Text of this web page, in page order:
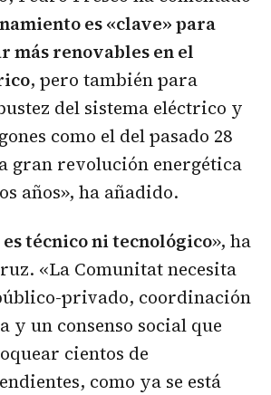
es «clave» para
más renovables en el
, pero también para
del sistema eléctrico y
como el del pasado 28
gran revolución energética
años», ha añadido.
técnico ni tecnológico», ha
«La Comunitat necesita
privado, coordinación
y un consenso social que
cientos de
como ya se está